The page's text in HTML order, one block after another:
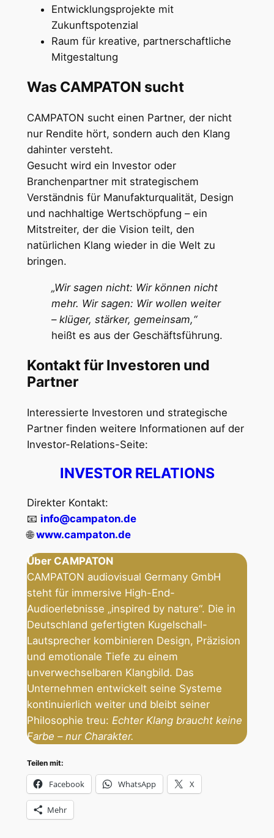
Entwicklungsprojekte mit
Zukunftspotenzial
Raum für kreative, partnerschaftliche
Mitgestaltung
Was CAMPATON sucht
CAMPATON sucht einen Partner, der nicht
nur Rendite hört, sondern auch den Klang
dahinter versteht.
Gesucht wird ein Investor oder
Branchenpartner mit strategischem
Verständnis für Manufakturqualität, Design
und nachhaltige Wertschöpfung – ein
Mitstreiter, der die Vision teilt, den
natürlichen Klang wieder in die Welt zu
bringen.
„Wir sagen nicht: Wir können nicht
mehr. Wir sagen: Wir wollen weiter
– klüger, stärker, gemeinsam,“
heißt es aus der Geschäftsführung.
Kontakt für Investoren und
Partner
Interessierte Investoren und strategische
Partner finden weitere Informationen auf der
Investor-Relations-Seite:
INVESTOR RELATIONS
Direkter Kontakt:
📧 info@campaton.de
🌐www.campaton.de
Über CAMPATON
CAMPATON audiovisual Germany GmbH
steht für immersive High-End-
Audioerlebnisse „inspired by nature“. Die in
Deutschland gefertigten Kugelschall-
Lautsprecher kombinieren Design, Präzision
und emotionale Tiefe zu einem
unverwechselbaren Klangbild. Das
Unternehmen entwickelt seine Systeme
kontinuierlich weiter und bleibt seiner
Philosophie treu: Echter Klang braucht keine
Farbe – nur Charakter.
Teilen mit:
Facebook WhatsApp X
Mehr